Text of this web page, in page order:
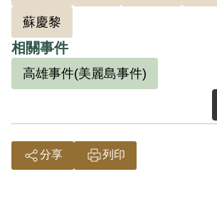
蘇慶黎
相關事件
高雄事件(美麗島事件)
分享 列印